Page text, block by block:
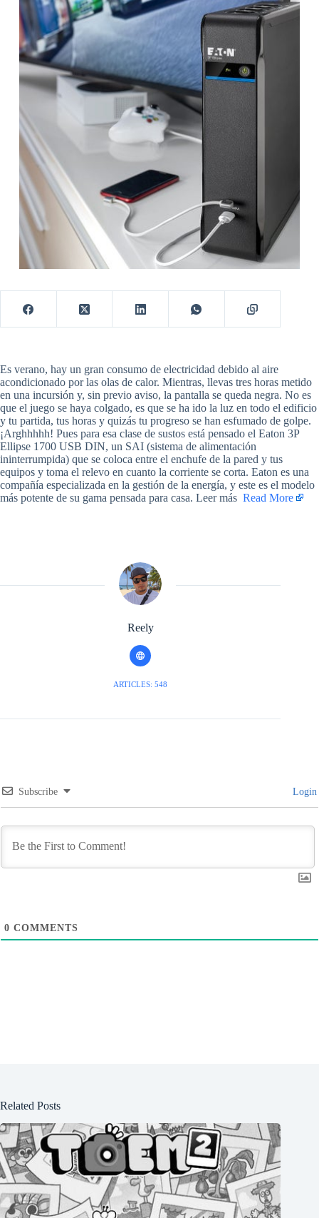
​Es verano, hay un gran consumo de electricidad debido al aire
acondicionado por las olas de calor. Mientras, llevas tres horas metido
en una incursión y, sin previo aviso, la pantalla se queda negra. No es
que el juego se haya colgado, es que se ha ido la luz en todo el edificio
y tu partida, tus horas y quizás tu progreso se han esfumado de golpe.
¡Arghhhhh! Pues para esa clase de sustos está pensado el Eaton 3P
Ellipse 1700 USB DIN, un SAI (sistema de alimentación
ininterrumpida) que se coloca entre el enchufe de la pared y tus
equipos y toma el relevo en cuanto la corriente se corta. Eaton es una
compañía especializada en la gestión de la energía, y este es el modelo
más potente de su gama pensada para casa. Leer más ​ Read More
Reely
ARTICLES: 548
Subscribe Login
0 COMMENTS
Related Posts